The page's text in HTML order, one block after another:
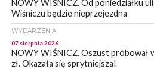
NOWY WIŚNICZ. Od poniedziałku
Wiśniczu będzie nieprzejezdna
WYDARZENIA
07 sierpnia 2026
NOWY WIŚNICZ. Oszust próbował
zł. Okazała się sprytniejsza!